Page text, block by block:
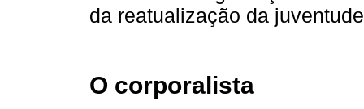
da reatualização da
O corporalista